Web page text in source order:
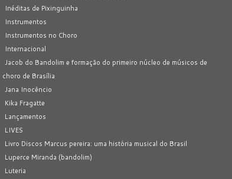
Inéditas de Pixinguinha
Instrumentos
Instrumentos no Choro
Internacional
Jacob do Bandolim e formação do primeiro núcleo de músicos de
choro de Brasília
Jana Inocêncio
Kika Fragatte
Lançamentos
LIVES
Livro Discos Marcus pereira: uma história musical do Brasil
Luperce Miranda (bandolim)
Luteria